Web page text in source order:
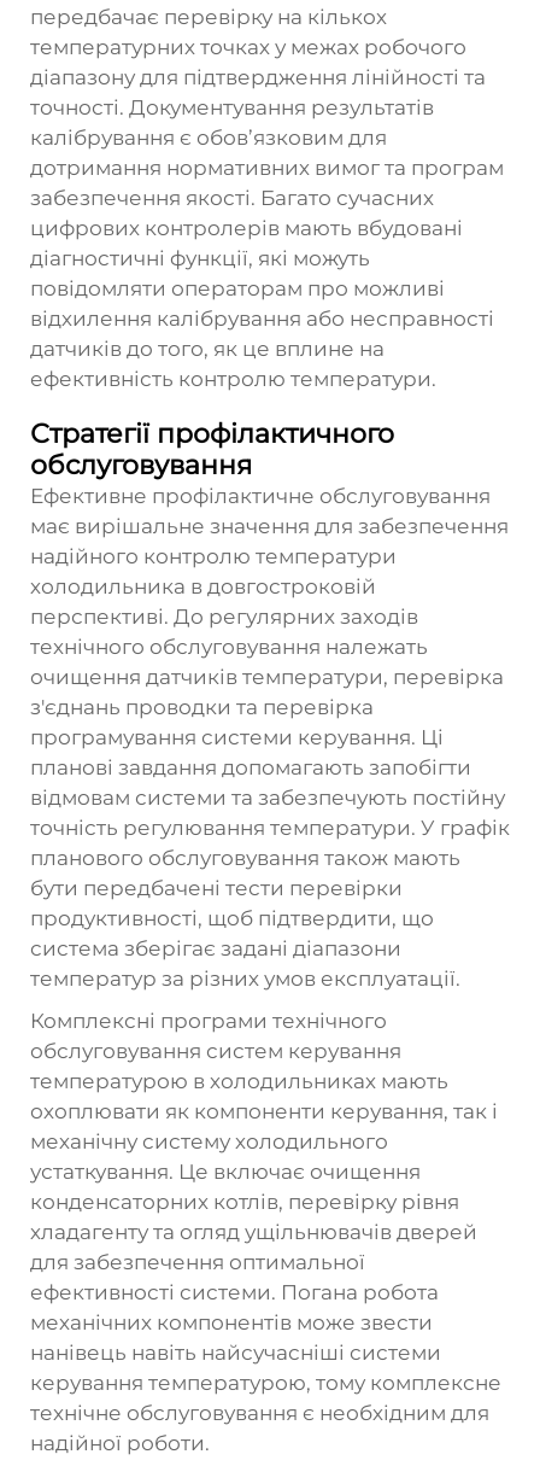
передбачає перевірку на кількох
температурних точках у межах робочого
діапазону для підтвердження лінійності та
точності. Документування результатів
калібрування є обов’язковим для
дотримання нормативних вимог та програм
забезпечення якості. Багато сучасних
цифрових контролерів мають вбудовані
діагностичні функції, які можуть
повідомляти операторам про можливі
відхилення калібрування або несправності
датчиків до того, як це вплине на
ефективність контролю температури.
Стратегії профілактичного
обслуговування
Ефективне профілактичне обслуговування
має вирішальне значення для забезпечення
надійного контролю температури
холодильника в довгостроковій
перспективі. До регулярних заходів
технічного обслуговування належать
очищення датчиків температури, перевірка
з'єднань проводки та перевірка
програмування системи керування. Ці
планові завдання допомагають запобігти
відмовам системи та забезпечують постійну
точність регулювання температури. У графік
планового обслуговування також мають
бути передбачені тести перевірки
продуктивності, щоб підтвердити, що
система зберігає задані діапазони
температур за різних умов експлуатації.
Комплексні програми технічного
обслуговування систем керування
температурою в холодильниках мають
охоплювати як компоненти керування, так і
механічну систему холодильного
устаткування. Це включає очищення
конденсаторних котлів, перевірку рівня
хладагенту та огляд ущільнювачів дверей
для забезпечення оптимальної
ефективності системи. Погана робота
механічних компонентів може звести
нанівець навіть найсучасніші системи
керування температурою, тому комплексне
технічне обслуговування є необхідним для
надійної роботи.